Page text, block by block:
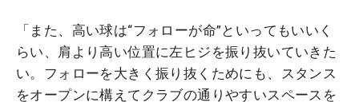
「また、高い球は“フォローが命”といってもいいく
らい、肩より高い位置に左ヒジを振り抜いていきた
い。フォローを大きく振り抜くためにも、スタンス
をオープンに構えてクラブの通りやすいスペースを